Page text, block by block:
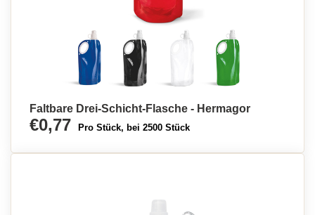
Faltbare Drei-Schicht-Flasche - Hermagor
€0,77 Pro Stück, bei 2500 Stück